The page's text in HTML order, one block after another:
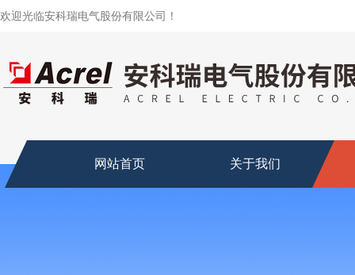
欢迎光临安科瑞电气股份有限公司！
网站首页 关于我们